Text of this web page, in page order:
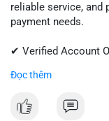
reliable service,
payment needs.
✔ Verified Account
✔ Trusted Customer
📱 WhatsApp: +1
Đọc thêm